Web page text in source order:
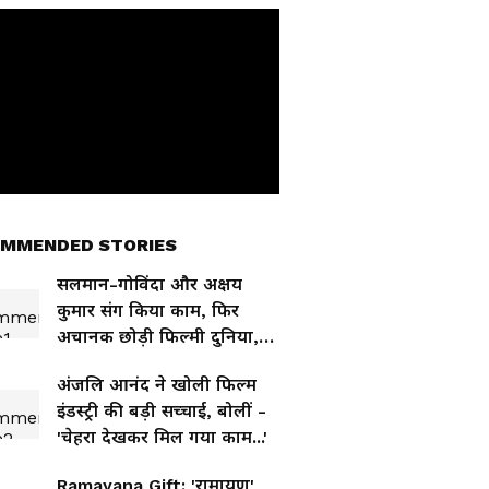
STORIES
सलमान-गोविंदा और अक्षय
कुमार संग किया काम, फिर
अचानक छोड़ी फिल्मी दुनिया,
अंजलि आनंद ने खोली फिल्म
इंडस्ट्री की बड़ी सच्चाई, बोलीं -
'चेहरा देखकर मिल गया काम...'